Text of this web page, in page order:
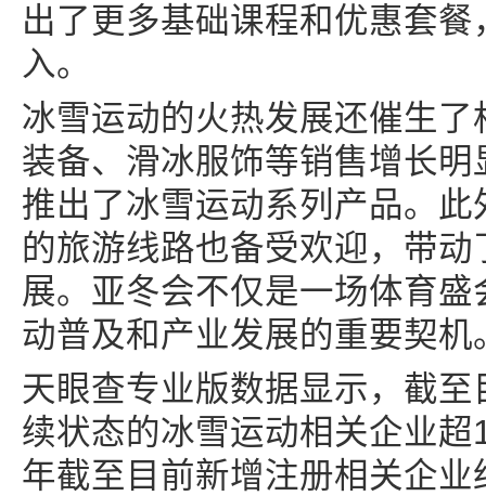
出了更多基础课程和优惠套
入。
冰雪运动的火热发展还催生
装备、滑冰服饰等销售增长
推出了冰雪运动系列产品。
的旅游线路也备受欢迎，带
展。亚冬会不仅是一场体育
动普及和产业发展的重要契机
天眼查专业版数据显示，截
续状态的冰雪运动相关企业
年截至目前新增注册相关企